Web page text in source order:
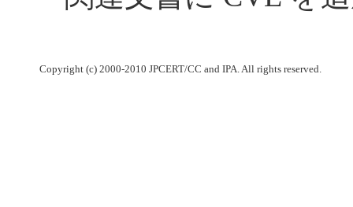
Copyright (c) 2000-2010 JPCERT/CC and IPA. All rights reserved.